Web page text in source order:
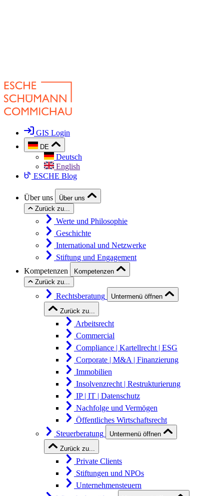
GIS Login
DE
Deutsch
English
ESCHE Blog
Über uns
Über uns
Zurück zu...
Werte und Philosophie
Geschichte
International und Netzwerke
Stiftung und Engagement
Kompetenzen
Kompetenzen
Zurück zu...
Rechtsberatung
Untermenü öffnen
Zurück zu...
Arbeitsrecht
Commercial
Compliance | Kartellrecht | ESG
Corporate | M&A | Finanzierung
Immobilien
Insolvenzrecht | Restrukturierung
IP | IT | Datenschutz
Nachfolge und Vermögen
Öffentliches Wirtschaftsrecht
Steuerberatung
Untermenü öffnen
Zurück zu...
Private Clients
Stiftungen und NPOs
Unternehmensteuern